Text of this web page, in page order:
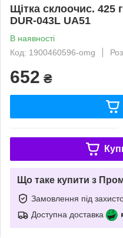
Щітка склоочис. 425
DUR-043L UA51
В наявності
Код: 1900460596-omg
652 ₴
Що таке купити з
Замовлення під
Доступна доставка